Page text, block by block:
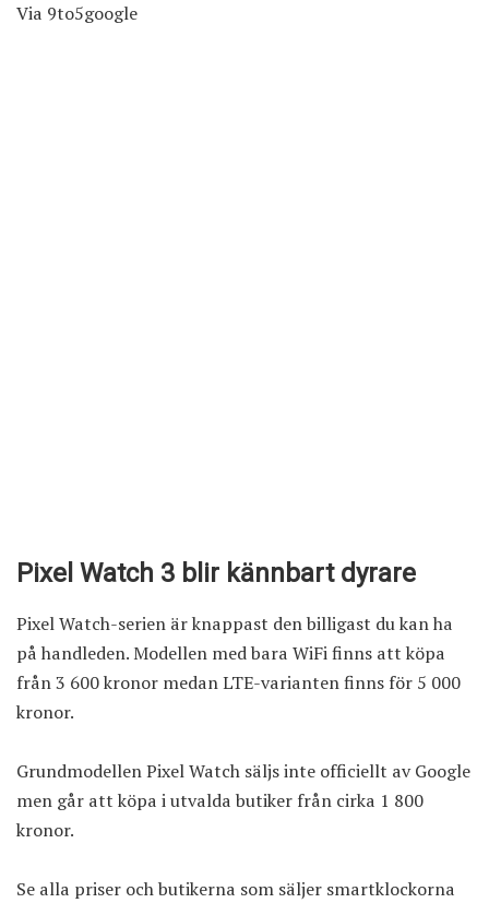
Via 9to5google
Pixel Watch 3 blir kännbart dyrare
Pixel Watch-serien är knappast den billigast du kan ha
på handleden. Modellen med bara WiFi finns att köpa
från 3 600 kronor medan LTE-varianten finns för 5 000
kronor.
Grundmodellen Pixel Watch säljs inte officiellt av Google
men går att köpa i utvalda butiker från cirka 1 800
kronor.
Se alla priser och butikerna som säljer smartklockorna